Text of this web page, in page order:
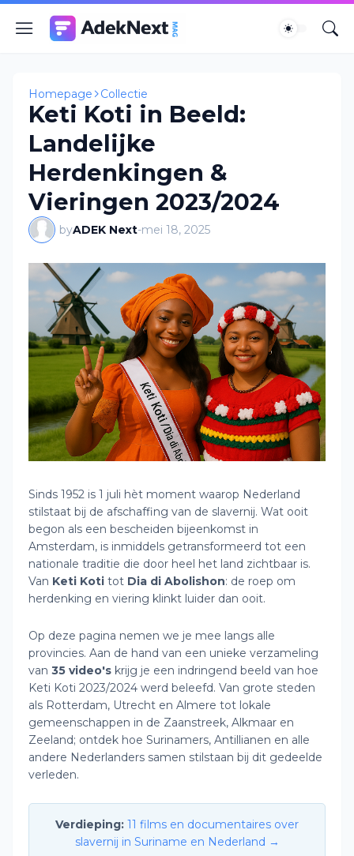
Homepage Collectie
Keti Koti in Beeld:
Landelijke
Herdenkingen &
Vieringen 2023/2024
byADEK Next-mei 18, 2025
Sinds 1952 is 1 juli hèt moment waarop Nederland
stilstaat bij de afschaffing van de slavernij. Wat ooit
begon als een bescheiden bijeenkomst in
Amsterdam, is inmiddels getransformeerd tot een
nationale traditie die door heel het land zichtbaar is.
Van Keti Koti tot Dia di Abolishon: de roep om
herdenking en viering klinkt luider dan ooit.
Op deze pagina nemen we je mee langs alle
provincies. Aan de hand van een unieke verzameling
van 35 video's krijg je een indringend beeld van hoe
Keti Koti 2023/2024 werd beleefd. Van grote steden
als Rotterdam, Utrecht en Almere tot lokale
gemeenschappen in de Zaanstreek, Alkmaar en
Zeeland; ontdek hoe Surinamers, Antillianen en alle
andere Nederlanders samen stilstaan bij dit gedeelde
verleden.
Verdieping: 11 films en documentaires over
slavernij in Suriname en Nederland →